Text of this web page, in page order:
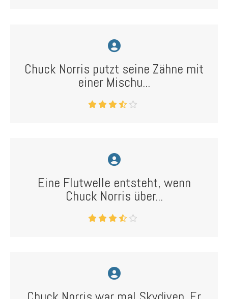
Chuck Norris putzt seine Zähne mit
einer Mischu...
Eine Flutwelle entsteht, wenn
Chuck Norris über...